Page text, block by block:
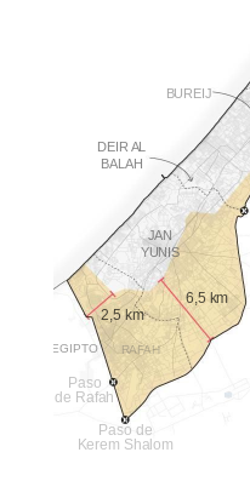
BUREIJ
DEIR AL
BALAH
JAN
YUNIS
6,5 km
2,5 km
EGIPTO RAFAH
Paso
de Rafah
Paso de
Kerem Shalom